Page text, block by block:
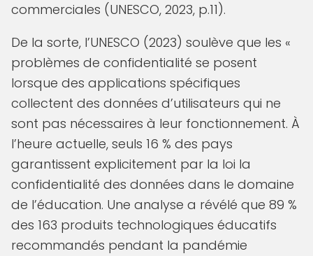
commerciales (UNESCO, 2023, p.11).
De la sorte, l’UNESCO (2023) soulève que les «
problèmes de confidentialité se posent
lorsque des applications spécifiques
collectent des données d’utilisateurs qui ne
sont pas nécessaires à leur fonctionnement. À
l’heure actuelle, seuls 16 % des pays
garantissent explicitement par la loi la
confidentialité des données dans le domaine
de l’éducation. Une analyse a révélé que 89 %
des 163 produits technologiques éducatifs
recommandés pendant la pandémie